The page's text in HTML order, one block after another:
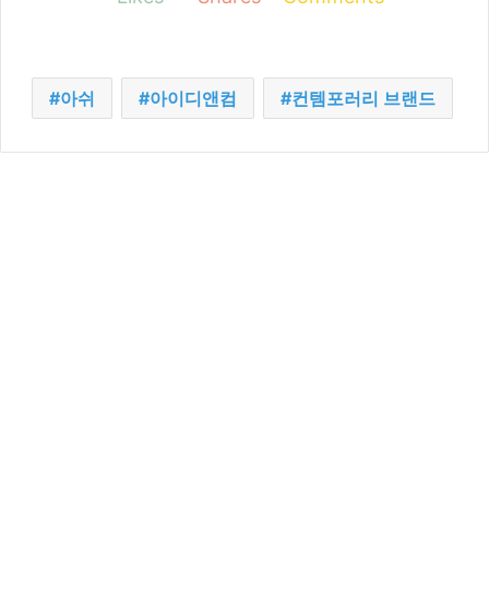
아쉬 아이디앤컴 컨템포러리 브랜드